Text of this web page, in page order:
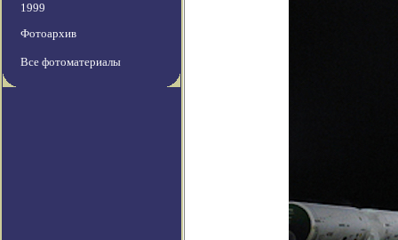
1999
Фотоархив
Все фотоматериалы